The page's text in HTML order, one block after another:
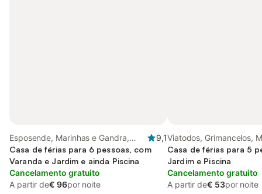
Esposende, Marinhas e Gandra,
Parque Natural do Litoral Norte
9,1
Casa de férias para 6 pessoas, com
Varanda e Jardim e ainda Piscina
Cancelamento gratuito
A partir de€ 96por noite
Viatodos, Grimancelos,
Monte de Fralães,
Casa de férias para 5
Jardim e Piscina
Cancelamento gratuito
A partir de€ 53por noite